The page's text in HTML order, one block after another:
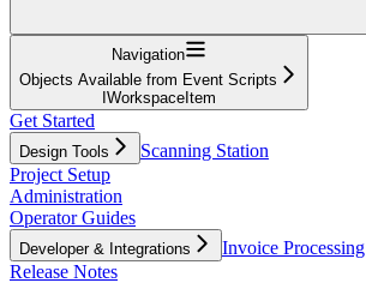
Navigation
Objects Available from Event Scripts
IWorkspaceItem
Get Started
Design Tools
Scanning Station
Project Setup
Administration
Operator Guides
Developer & Integrations
Invoice Processing
Release Notes